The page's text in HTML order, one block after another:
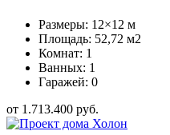
Размеры: 12×12 м
Площадь: 52,72 м2
Комнат: 1
Ванных: 1
Гаражей: 0
от 1.713.400 руб.